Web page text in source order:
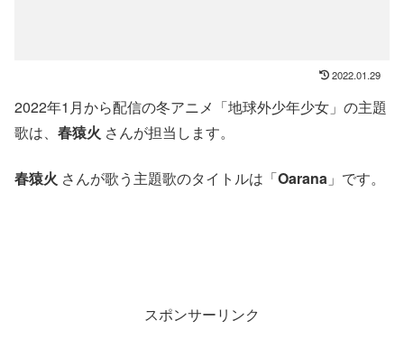
2022.01.29
2022年1月から配信の冬アニメ「地球外少年少女」の主題
歌は、 春猿火 さんが担当します。
春猿火 さんが歌う主題歌のタイトルは「Oarana 」です。
スポンサーリンク